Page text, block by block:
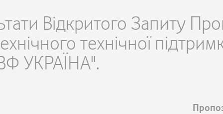
Відкритого Запиту
технічної
УКРАЇНА".